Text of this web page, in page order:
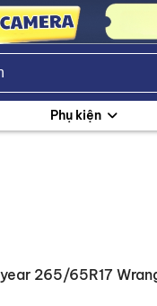
Phụ kiện
265/65R17